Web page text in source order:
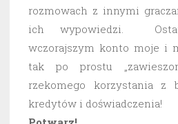
rozmowach z innymi
ich wypowiedzi.
wczorajszym konto moje i
tak po prostu
rzekomego korzystania z
kredytów i doświadczenia!